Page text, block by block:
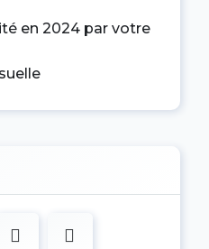
en 2024 par votre